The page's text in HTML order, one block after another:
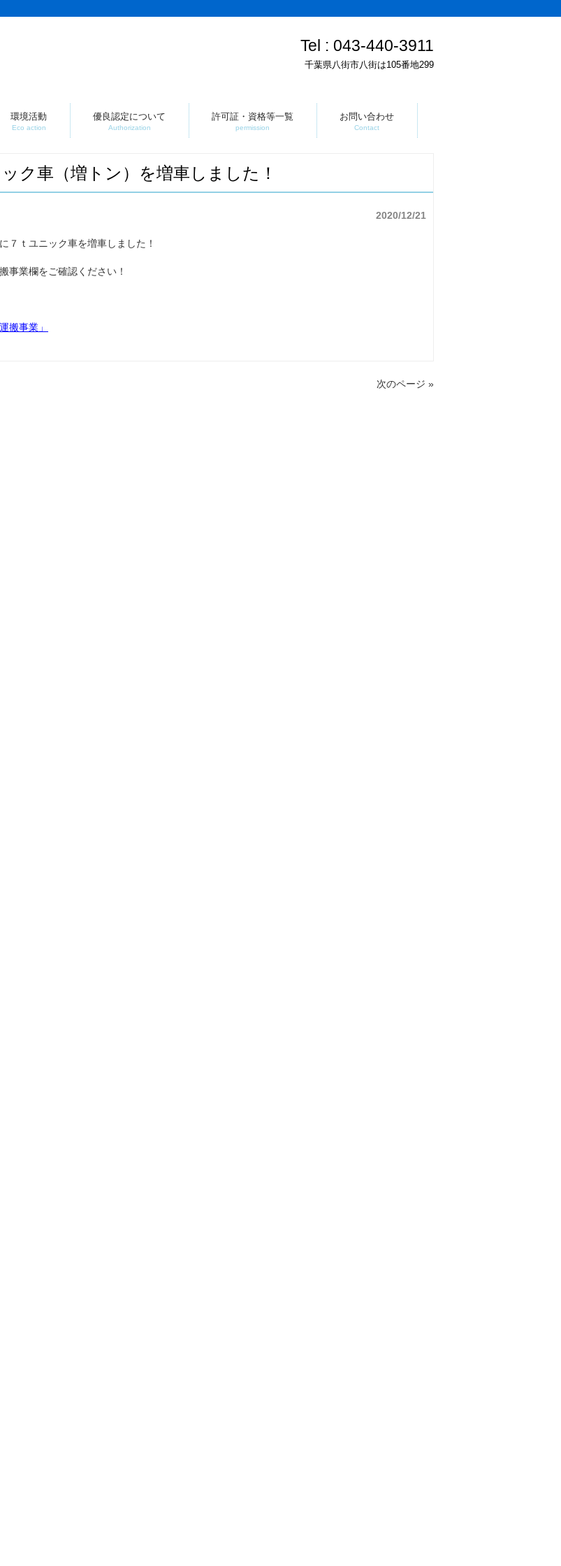
Tel : 043-440-3911
千葉県八街市八街は105番地299
環境活動
Eco action
優良認定について
Authorization
許可証・資格等一覧
permission
お問い合わせ
Contact
ク車（増トン）を増車しました！
2020/12/21
７ｔユニック車を増車しました！
事業欄をご確認ください！
搬事業」
次のページ »